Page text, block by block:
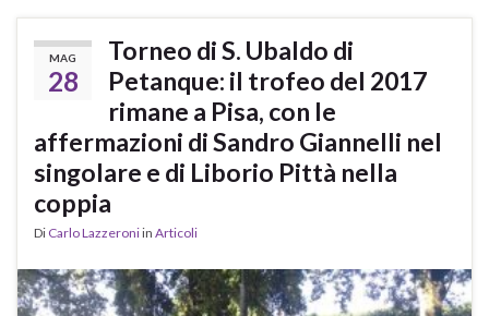
MAG
28
Torneo di S. Ubaldo di
Petanque: il trofeo del 2017
rimane a Pisa, con le
affermazioni di Sandro Giannelli nel
singolare e di Liborio Pittà nella
coppia
Di Carlo Lazzeroniin Articoli